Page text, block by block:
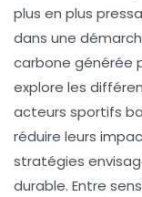
plus en plus
dans une
carbone générée
explore les
acteurs sportifs
réduire leurs
stratégies
durable. Entre